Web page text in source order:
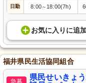
日勤 8:00～ 18:00(7h)
お気に入り に追加
福井県民生活協同組合
急募
県民せいきょ